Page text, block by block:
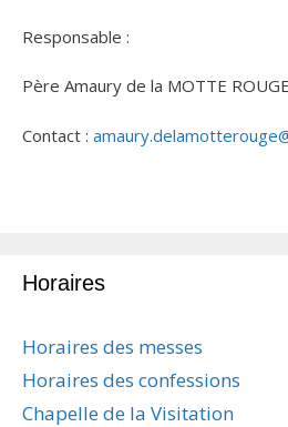
Responsable :
Père Amaury de la MOTTE ROUGE
Contact :
Horaires
Horaires des messes
Horaires des confessions
Chapelle de la Visitation